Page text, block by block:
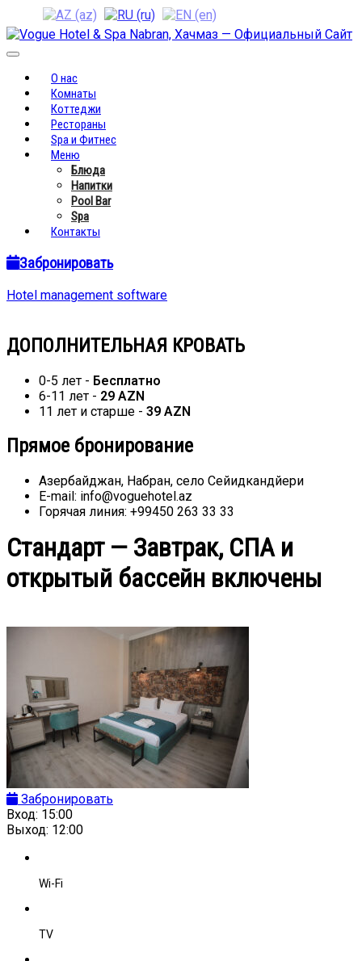
Toggle
navigationО нас
Комнаты
Коттеджи
Рестораны
Spa и Фитнес
Меню
Блюда
Напитки
Pool Bar
Spa
Контакты
Забронировать
Hotel management software
ДОПОЛНИТЕЛЬНАЯ КРОВАТЬ
0-5 лет - Бесплатно
6-11 лет - 29 AZN
11 лет и старше - 39 AZN
Прямое бронирование
Азербайджан, Набран, село Сейидкандйери
E-mail: info@voguehotel.az
Горячая линия: +99450 263 33 33
Стандарт — Завтрак, СПА и
открытый бассейн включены
Забронировать
Вход: 15:00
Выход: 12:00
Wi-Fi
TV